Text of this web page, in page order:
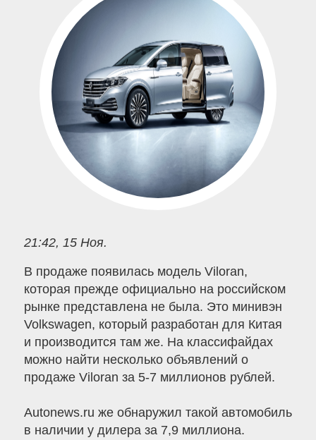
21:42, 15 Ноя.
В продаже появилась модель Viloran,
которая прежде официально на российском
рынке представлена не была. Это минивэн
Volkswagen, который разработан для Китая
и производится там же. На классифайдах
можно найти несколько объявлений о
продаже Viloran за 5-7 миллионов рублей.
Autonews.ru же обнаружил такой автомобиль
в наличии у дилера за 7,9 миллиона.